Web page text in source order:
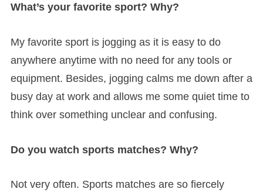
What’s your favorite sport? Why?
My favorite sport is jogging as it is easy to do
anywhere anytime with no need for any tools or
equipment. Besides, jogging calms me down after a
busy day at work and allows me some quiet time to
think over something unclear and confusing.
Do you watch sports matches? Why?
Not very often. Sports matches are so fiercely